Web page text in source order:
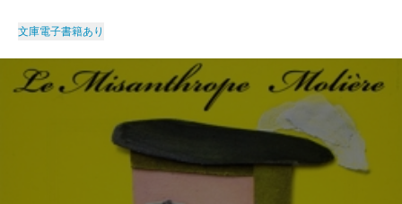
文庫電子書籍あり